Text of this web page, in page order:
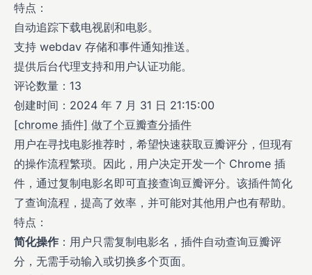
特点：
自动追踪下载电视剧和电影。
支持 webdav 存储和事件通知推送。
提供后台代理支持和用户认证功能。
评论数量：13
创建时间：2024 年 7 月 31 日 21:15:00
[chrome 插件] 做了个豆瓣查分插件
用户在寻找电影推荐时，希望快速获取豆瓣评分，但现有
的操作流程繁琐。因此，用户决定开发一个 Chrome 插
件，通过复制电影名即可直接查询豆瓣评分。该插件简化
了查询流程，提高了效率，并可能对其他用户也有帮助。
特点：
简化操作 ：用户只需复制电影名，插件自动查询豆瓣评
分，无需手动输入或切换多个页面。